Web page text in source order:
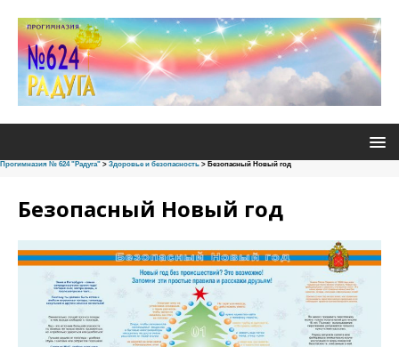
Прогимназия № 624 "Радуга" > Здоровье и безопасность > Безопасный Новый год
Безопасный Новый год